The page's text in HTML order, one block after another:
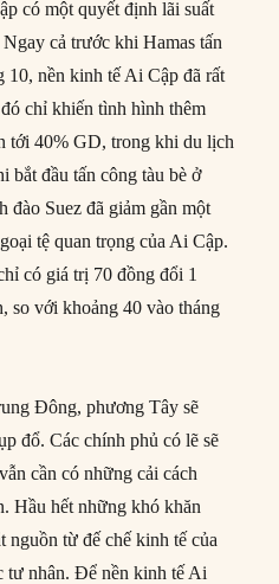
có một quyết định lãi suất
cả trước khi Hamas tấn
10, nền kinh tế Ai Cập đã rất
chỉ khiến tình hình thêm
tới 40% GD, trong khi du lịch
bắt đầu tấn công tàu bè ở
Suez đã giảm gần một
tệ quan trọng của Ai Cập.
có giá trị 70 đồng đổi 1
so với khoảng 40 vào tháng
Đông, phương Tây sẽ
đổ. Các chính phủ có lẽ sẽ
cần có những cải cách
Hầu hết những khó khăn
nguồn từ đế chế kinh tế của
tư nhân. Để nền kinh tế Ai